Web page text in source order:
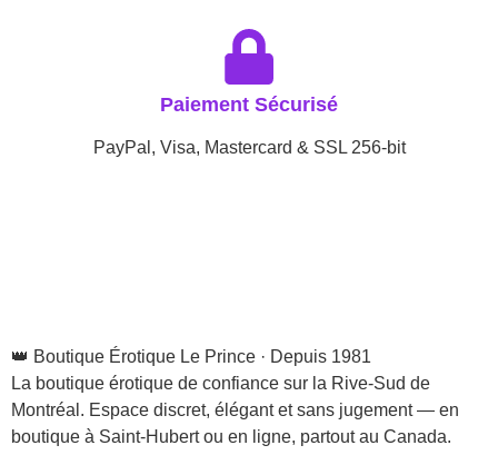
Paiement Sécurisé
PayPal, Visa, Mastercard & SSL 256-bit
👑 Boutique Érotique Le Prince · Depuis 1981
La boutique érotique de confiance sur la Rive-Sud de
Montréal. Espace discret, élégant et sans jugement — en
boutique à Saint-Hubert ou en ligne, partout au Canada.